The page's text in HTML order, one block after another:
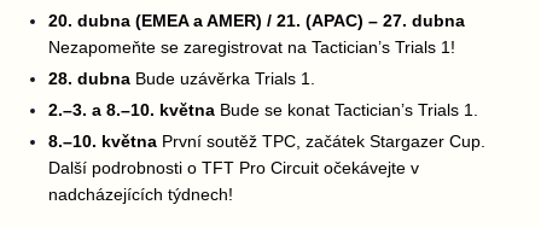
20. dubna (EMEA a AMER) / 21. (APAC) – 27. dubna
Nezapomeňte se zaregistrovat na Tactician’s Trials 1!
28. dubna Bude uzávěrka Trials 1.
2.–3. a 8.–10. května Bude se konat Tactician’s Trials 1.
8.–10. května První soutěž TPC, začátek Stargazer Cup.
Další podrobnosti o TFT Pro Circuit očekávejte v
nadcházejících týdnech!